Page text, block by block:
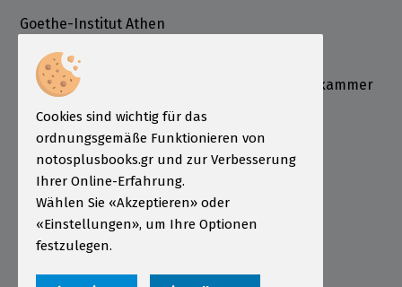
Goethe-Institut Athen
Deutsche Schule Athen
Deutsch-Griechische Industrie- und Handelskammer
ÖSD Institut Griechenland
Informationen
Bestellung
Zahlungsarten
Sendungen
Cookies sind wichtig für das
ordnungsgemäße Funktionieren von
notosplusbooks.gr und zur Verbesserung
Ihrer Online-Erfahrung.
Wählen Sie «Akzeptieren» oder
«Einstellungen», um Ihre Optionen
festzulegen.